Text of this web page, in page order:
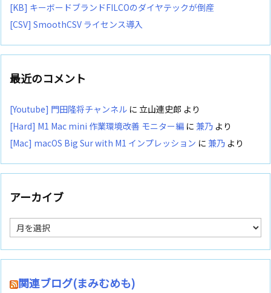
[KB] キーボードブランドFILCOのダイヤテックが倒産
[CSV] SmoothCSV ライセンス導入
最近のコメント
[Youtube] 門田隆将チャンネル に 立山連史郎 より
[Hard] M1 Mac mini 作業環境改善 モニター編 に 兼乃 より
[Mac] macOS Big Sur with M1 インプレッション に 兼乃 より
アーカイブ
ア
ー
カ
イ
関連ブログ(まみむめも)